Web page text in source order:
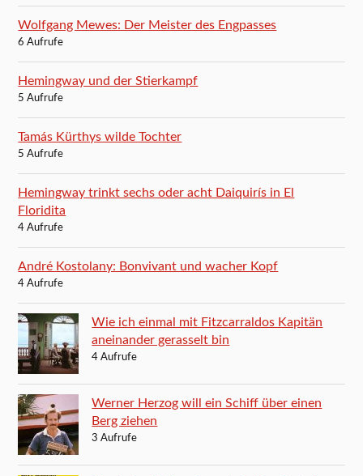
Wolfgang Mewes: Der Meister des Engpasses
6 Aufrufe
Hemingway und der Stierkampf
5 Aufrufe
Tamás Kürthys wilde Tochter
5 Aufrufe
Hemingway trinkt sechs oder acht Daiquirís in El
Floridita
4 Aufrufe
André Kostolany: Bonvivant und wacher Kopf
4 Aufrufe
Wie ich einmal mit Fitzcarraldos Kapitän
aneinander gerasselt bin
4 Aufrufe
Werner Herzog will ein Schiff über einen
Berg ziehen
3 Aufrufe